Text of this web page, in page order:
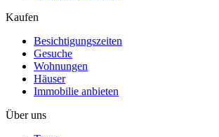
Kaufen
Besichtigungszeiten
Gesuche
Wohnungen
Häuser
Immobilie anbieten
Über uns